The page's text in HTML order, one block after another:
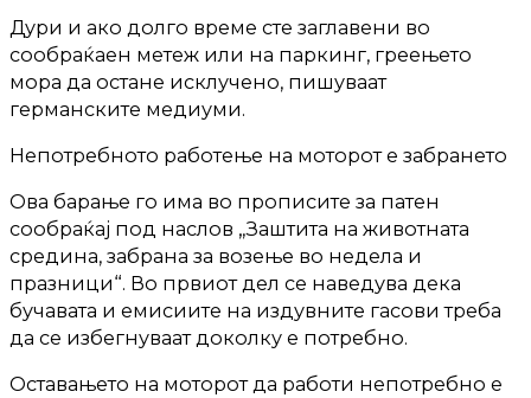
Дури и ако долго време сте заглавени во
сообраќаен метеж или на паркинг, греењето
мора да остане исклучено, пишуваат
германските медиуми.
Непотребното работење на моторот е забрането
Ова барање го има во прописите за патен
сообраќај под наслов „Заштита на животната
средина, забрана за возење во недела и
празници“. Во првиот дел се наведува дека
бучавата и емисиите на издувните гасови треба
да се избегнуваат доколку е потребно.
Оставањето на моторот да работи непотребно е